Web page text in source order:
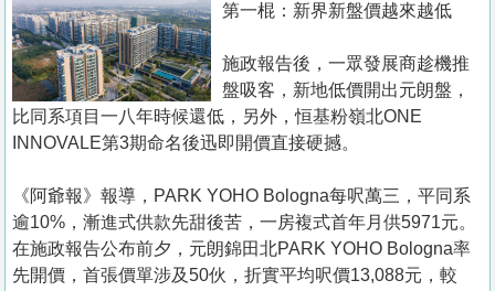
置
業
手
冊
於
我
們
第一棍：新界新盤價越來越低
施政報告後，一眾發展商趁機推
盤吸客，新地低價開出元朗盤，
比同系項目一八年時候還低，另外，恒基粉嶺北ONE
INNOVALE第3期命名後迅即開價直接硬撼。
《阿爺報》報導，PARK YOHO Bologna每呎萬三，平同系
逾10%，漸進式供款先甜後苦，一房複式首年月供5971元。
在施政報告公布前夕，元朗錦田北PARK YOHO Bologna率
先開價，首張價單涉及50伙，折實平均呎價13,088元，較